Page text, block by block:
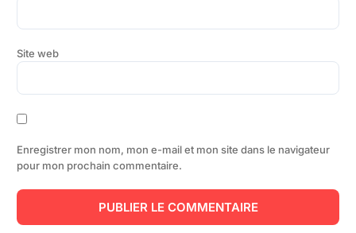
Site web
Enregistrer mon nom, mon e-mail et mon site dans le navigateur
pour mon prochain commentaire.